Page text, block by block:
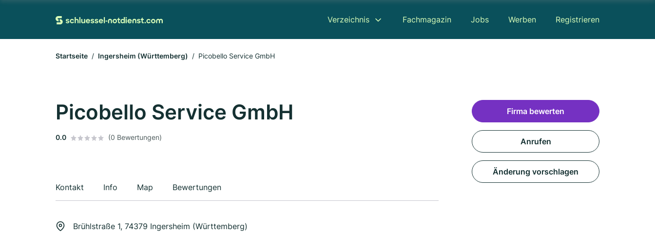
Verzeichnis Fachmagazin Jobs Werben Registrieren
Startseite Ingersheim (Württemberg) Picobello Service GmbH
Picobello Service GmbH
0.0 (0 Bewertungen)
Kontakt Info Map Bewertungen
Brühlstraße 1, 74379 Ingersheim (Württemberg)
Firma bewerten
Anrufen
Änderung vorschlagen